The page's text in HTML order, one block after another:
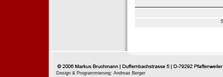
Design & Programmierung: Andreas Berger